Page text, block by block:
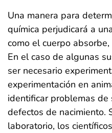
Una manera para
química perjudicará a
como el cuerpo
En el caso de algunas
ser necesario
experimentación en
identificar problemas de
defectos de nacimiento.
laboratorio, los